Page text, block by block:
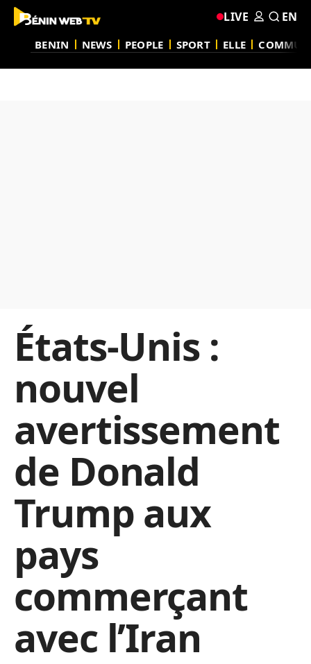
BENIN NEWS PEOPLE SPORT ELLE
LIVE EN
États-Unis :
nouvel
avertissement
de Donald
Trump aux
pays
commerçant
avec l’Iran